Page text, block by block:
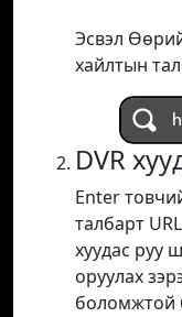
Эсвэл
хайлтын
DVR
Enter
талбарт
хуудас руу
оруулах
боломжтой